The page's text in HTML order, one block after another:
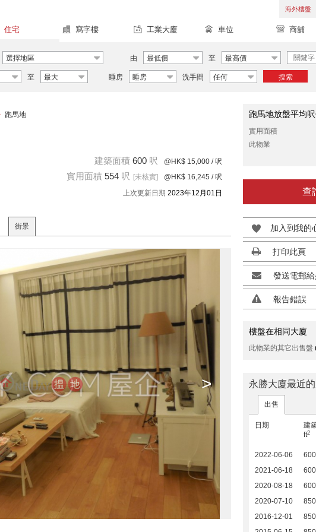
海外樓盤
住宅 寫字樓 工業大廈 車位 商舖
選擇地區 由 最低價 至 最高價
至 最大 睡房 睡房 洗手間 任何 搜索
跑馬地
建築面積 600 呎 @HK$ 15,000 / 呎
實用面積 554 呎 [未核實] @HK$ 16,245 / 呎
上次更新日期 2023年12月01日
街景
>
跑馬地放盤平均
實用面積
此物業
查
加入到我的
打印此頁
發送電郵
報告錯誤
樓盤在相同大廈
此物業的其它出售盤
永勝大廈最近
出售
日期
建
ft2
2022-06-06 600
2021-06-18
600
2020-08-18
600
2020-07-10
850
2016-12-01
850